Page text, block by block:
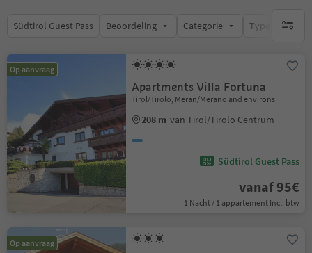
Südtirol Guest Pass Beoordeling Categorie Type catering
geen
Op aanvraag
Apartments Villa Fortuna
Tirol/Tirolo, Meran/Merano and environs
208 m van Tirol/Tirolo Centrum
Südtirol Guest Pass
vanaf 95€
1 Nacht / 1 appartement Incl. btw
Op aanvraag